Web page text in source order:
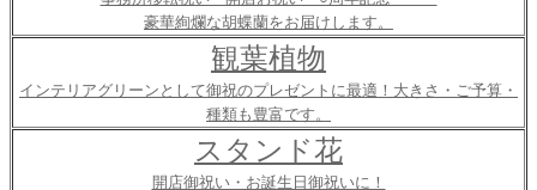
豪華絢爛な胡蝶蘭をお届けします。
観葉植物
インテリアグリーンとして御祝のプレゼントに最適！大きさ・ご予算・
種類も豊富です。
スタンド花
開店御祝い・お誕生日御祝いに！